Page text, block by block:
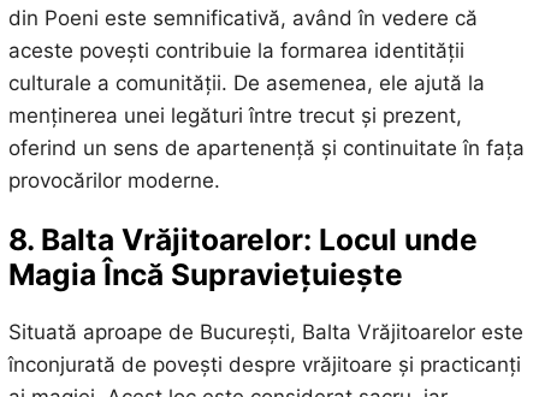
din Poeni este semnificativă, având în vedere că
aceste povești contribuie la formarea identității
culturale a comunității. De asemenea, ele ajută la
menținerea unei legături între trecut și prezent,
oferind un sens de apartenență și continuitate în fața
provocărilor moderne.
8. Balta Vrăjitoarelor: Locul unde
Magia Încă Supraviețuiește
Situată aproape de București, Balta Vrăjitoarelor este
înconjurată de povești despre vrăjitoare și practicanți